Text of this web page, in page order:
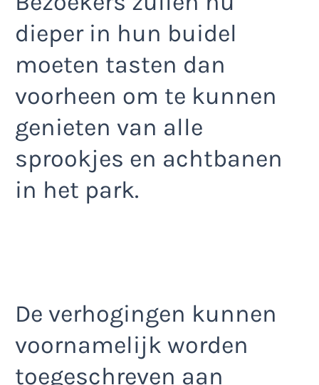
dieper in hun buidel
moeten tasten dan
voorheen om te kunnen
genieten van alle
sprookjes en achtbanen
in het park.
De verhogingen kunnen
voornamelijk worden
toegeschreven aan